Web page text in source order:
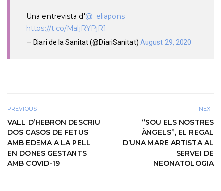
Una entrevista d'@_eliapons
https://t.co/MaljRYPjR1
— Diari de la Sanitat (@DiariSanitat) August 29, 2020
PREVIOUS
VALL D’HEBRON DESCRIU
DOS CASOS DE FETUS
AMB EDEMA A LA PELL
EN DONES GESTANTS
AMB COVID-19
NEXT
“SOU ELS NOSTRES
ÀNGELS”, EL REGAL
D’UNA MARE ARTISTA AL
SERVEI DE
NEONATOLOGIA